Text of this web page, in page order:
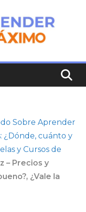
Sobre Aprender
¿Dónde, cuánto y
y Cursos de
– Precios y
¿Vale la